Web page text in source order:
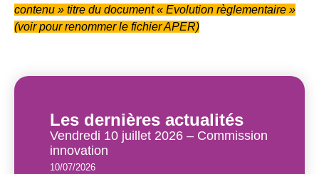
contenu » titre du document « Evolution règlementaire »
(voir pour renommer le fichier APER)
Les dernières actualités
Vendredi 10 juillet 2026 – Commission
innovation
10/07/2026